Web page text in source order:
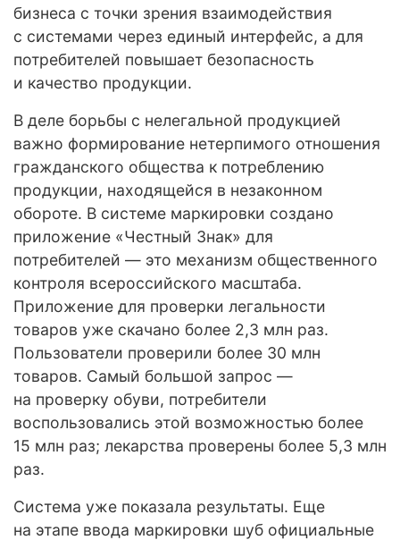
бизнеса с точки зрения взаимодействия
с системами через единый интерфейс, а для
потребителей повышает безопасность
и качество продукции.
В деле борьбы с нелегальной продукцией
важно формирование нетерпимого отношения
гражданского общества к потреблению
продукции, находящейся в незаконном
обороте. В системе маркировки создано
приложение «Честный Знак» для
потребителей — это механизм общественного
контроля всероссийского масштаба.
Приложение для проверки легальности
товаров уже скачано более 2,3 млн раз.
Пользователи проверили более 30 млн
товаров. Самый большой запрос —
на проверку обуви, потребители
воспользовались этой возможностью более
15 млн раз; лекарства проверены более 5,3 млн
раз.
Система уже показала результаты. Еще
на этапе ввода маркировки шуб официальные